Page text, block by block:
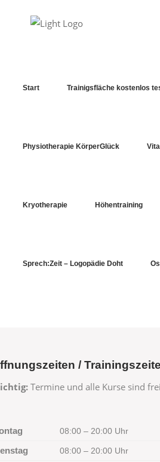
Start Trainigsfläche kostenlos
Physiotherapie KörperGlück
Kryotherapie Höhentraining
Sprech:Zeit – Logopädie Doht
/
Termine und alle Kurse sind
08:00 – 20:00 Uhr
08:00 – 20:00 Uhr